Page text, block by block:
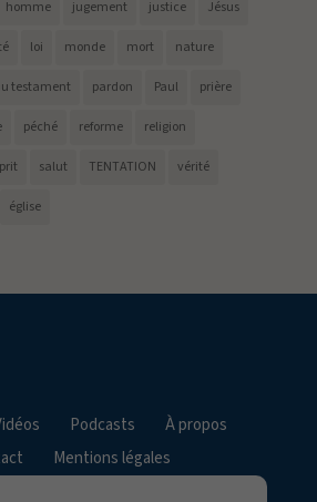
homme jugement justice Jésus
loi monde mort nature
testament pardon Paul prière
péché reforme religion
salut TENTATION vérité
église
Podcasts
À propos
Mentions légales